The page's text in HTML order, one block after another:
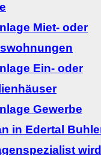
Miet- oder
Ein- oder
Gewerbe
in Edertal
wird